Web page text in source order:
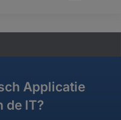
Applicatie
de IT?